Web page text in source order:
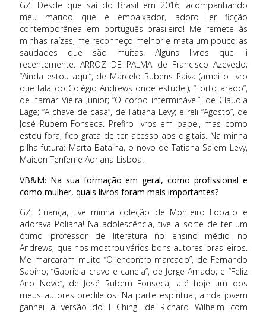
GZ: Desde que saí do Brasil em 2016, acompanhando
meu marido que é embaixador, adoro ler ficção
contemporânea em português brasileiro! Me remete às
minhas raízes, me reconheço melhor e mata um pouco as
saudades que são muitas. Alguns livros que li
recentemente: ARROZ DE PALMA de Francisco Azevedo;
“Ainda estou aqui”, de Marcelo Rubens Paiva (amei o livro
que fala do Colégio Andrews onde estudei); “Torto arado”,
de Itamar Vieira Junior; “O corpo interminável”, de Claudia
Lage; “A chave de casa”, de Tatiana Levy; e reli “Agosto”, de
José Rubem Fonseca. Prefiro livros em papel, mas como
estou fora, fico grata de ter acesso aos digitais. Na minha
pilha futura: Marta Batalha, o novo de Tatiana Salem Levy,
Maicon Tenfen e Adriana Lisboa.
VB&M: Na sua formação em geral, como profissional e
como mulher, quais livros foram mais importantes?
GZ: Criança, tive minha coleção de Monteiro Lobato e
adorava Poliana! Na adolescência, tive a sorte de ter um
ótimo professor de literatura no ensino médio no
Andrews, que nos mostrou vários bons autores brasileiros.
Me marcaram muito “O encontro marcado”, de Fernando
Sabino; “Gabriela cravo e canela”, de Jorge Amado; e “Feliz
Ano Novo”, de José Rubem Fonseca, até hoje um dos
meus autores prediletos. Na parte espiritual, ainda jovem
ganhei a versão do I Ching, de Richard Wilhelm com